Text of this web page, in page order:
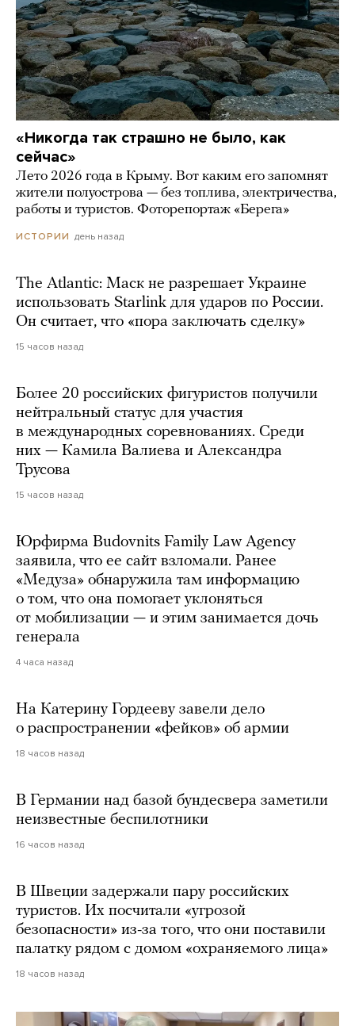
«Никогда так страшно не было, как
сейчас»
Лето 2026 года в Крыму. Вот каким его запомнят
жители полуострова — без топлива, электричества,
работы и туристов. Фоторепортаж «Берега»
ИСТОРИИ день назад
The Atlantic: Маск не разрешает Украине
использовать Starlink для ударов по России.
Он считает, что «пора заключать сделку»
15 часов назад
Более 20 российских фигуристов получили
нейтральный статус для участия
в международных соревнованиях. Среди
них — Камила Валиева и Александра
Трусова
15 часов назад
Юрфирма Budovnits Family Law Agency
заявила, что ее сайт взломали. Ранее
«Медуза» обнаружила там информацию
о том, что она помогает уклоняться
от мобилизации — и этим занимается дочь
генерала
4 часа назад
На Катерину Гордееву завели дело
о распространении «фейков» об армии
18 часов назад
В Германии над базой бундесвера заметили
неизвестные беспилотники
16 часов назад
В Швеции задержали пару российских
туристов. Их посчитали «угрозой
безопасности» из-за того, что они поставили
палатку рядом с домом «охраняемого лица»
18 часов назад